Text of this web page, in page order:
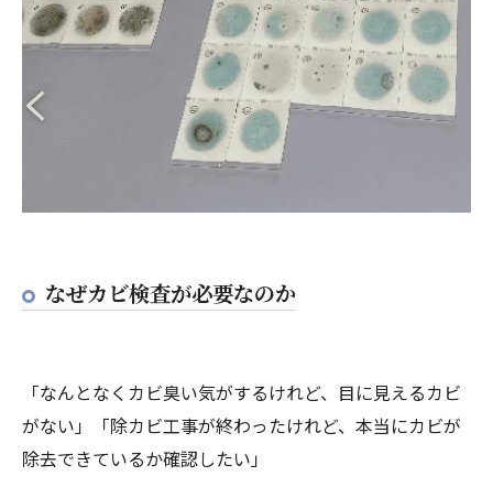
なぜカビ検査が必要なのか
「なんとなくカビ臭い気がするけれど、目に見えるカビ
がない」「除カビ工事が終わったけれど、本当にカビが
除去できているか確認したい」